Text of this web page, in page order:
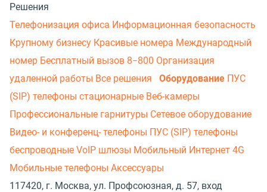
Решения
Телефонизация офиса Информационная безопасность
Крупному бизнесу Красивые номера Международный
номер Бесплатный вызов 8−800 Организация
удаленной работы Все решения Оборудование ПУС
(SIP) телефоны стационарные Веб-камеры
Профессиональные гарнитуры Сетевое оборудование
Видео- и конференц- телефоны ПУС (SIP) телефоны
беспроводные VoIP шлюзы Мобильный Интернет 4G
Мобильные телефоны Аксессуары
117420, г. Москва, ул. Профсоюзная, д. 57, вход